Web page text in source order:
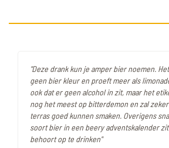
"Deze drank kun je amper bier noemen.
geen bier kleur en proeft meer als
ook dat er geen alcohol in zit, maar het
nog het meest op bitterdemon en zal
terras goed kunnen smaken. Overigens
soort bier in een beery adventskalender
behoort op te drinken"